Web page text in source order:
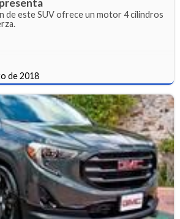
de este SUV ofrece un motor 4 cilindros
de 2018